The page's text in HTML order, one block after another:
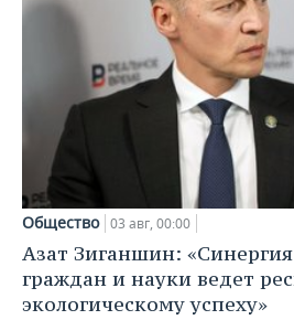
Общество 03 авг, 00:00
Азат Зиганшин: «Синергия
граждан и науки ведет
экологическому успеху»